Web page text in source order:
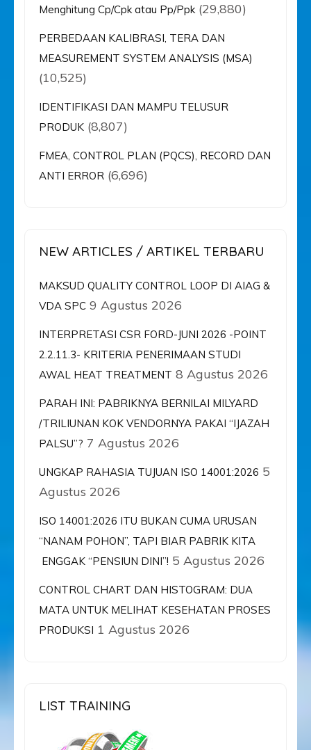
Menghitung Cp/Cpk atau Pp/Ppk (29,880)
PERBEDAAN KALIBRASI, TERA DAN
MEASUREMENT SYSTEM ANALYSIS (MSA)
(10,525)
IDENTIFIKASI DAN MAMPU TELUSUR
PRODUK (8,807)
FMEA, CONTROL PLAN (PQCS), RECORD DAN
ANTI ERROR (6,696)
NEW ARTICLES / ARTIKEL TERBARU
MAKSUD QUALITY CONTROL LOOP DI AIAG &
VDA SPC 9 Agustus 2026
INTERPRETASI CSR FORD-JUNI 2026 -POINT
2.2.11.3- KRITERIA PENERIMAAN STUDI
AWAL HEAT TREATMENT 8 Agustus 2026
PARAH INI: PABRIKNYA BERNILAI MILYARD
/TRILIUNAN KOK VENDORNYA PAKAI “IJAZAH
PALSU”? 7 Agustus 2026
UNGKAP RAHASIA TUJUAN ISO 14001:2026 5
Agustus 2026
ISO 14001:2026 ITU BUKAN CUMA URUSAN
“NANAM POHON”, TAPI BIAR PABRIK KITA
ENGGAK “PENSIUN DINI”! 5 Agustus 2026
CONTROL CHART DAN HISTOGRAM: DUA
MATA UNTUK MELIHAT KESEHATAN PROSES
PRODUKSI 1 Agustus 2026
LIST TRAINING